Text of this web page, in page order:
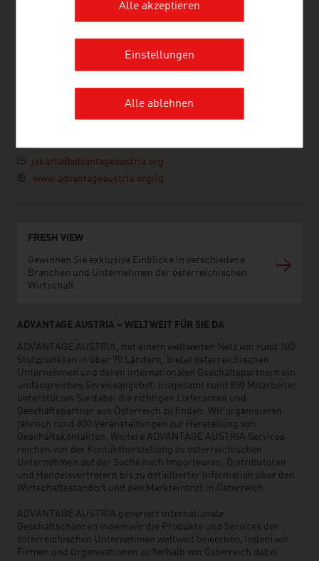
Austrian Embassy - Commercial Section
Menara Kadin Indonesia, 19th Floor
Jalan HR Rasuna Said Blok X-5, Kav. 2&3
jakarta@advantageaustria.org
www.advantageaustria.org/id
FRESH VIEW
Gewinnen Sie exklusive Einblicke in verschiedene
Branchen und Unternehmen der österreichischen
Wirtschaft.
ADVANTAGE AUSTRIA – WELTWEIT FÜR SIE DA
ADVANTAGE AUSTRIA, mit einem weltweiten Netz von rund 100
Stützpunkten in über 70 Ländern, bietet österreichischen
Unternehmen und deren internationalen Geschäftspartnern ein
umfangreiches Serviceangebot. Insgesamt rund 800 Mitarbeiter
unterstützen Sie dabei die richtigen Lieferanten und
Geschäftspartner aus Österreich zu finden. Wir organisieren
jährlich rund 800 Veranstaltungen zur Herstellung von
Geschäftskontakten. Weitere ADVANTAGE AUSTRIA Services
reichen von der Kontaktherstellung zu österreichischen
Unternehmen auf der Suche nach Importeuren, Distributoren
und Handelsvertretern bis zu detaillierter Information über den
Wirtschaftsstandort und den Markteintritt in Österreich.
ADVANTAGE AUSTRIA generiert internationale
Geschäftschancen indem wir die Produkte und Services der
österreichischen Unternehmen weltweit bewerben, indem wir
Firmen und Organisationen außerhalb von Österreich dabei
Alle akzeptieren
Einstellungen
Alle ablehnen